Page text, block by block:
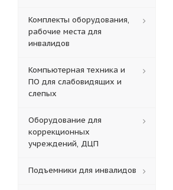
Комплекты оборудования,
рабочие места для
инвалидов
Компьютерная техника и
ПО для слабовидящих и
слепых
Оборудование для
коррекционных
учреждений, ДЦП
Подъемники для инвалидов